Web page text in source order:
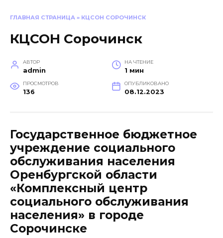
ГЛАВНАЯ СТРАНИЦА » КЦСОН СОРОЧИНСК
КЦСОН Сорочинск
АВТОР
admin
НА ЧТЕНИЕ
1 мин
ПРОСМОТРОВ
136
ОПУБЛИКОВАНО
08.12.2023
Государственное бюджетное
учреждение социального
обслуживания населения
Оренбургской области
«Комплексный центр
социального обслуживания
населения» в городе
Сорочинске